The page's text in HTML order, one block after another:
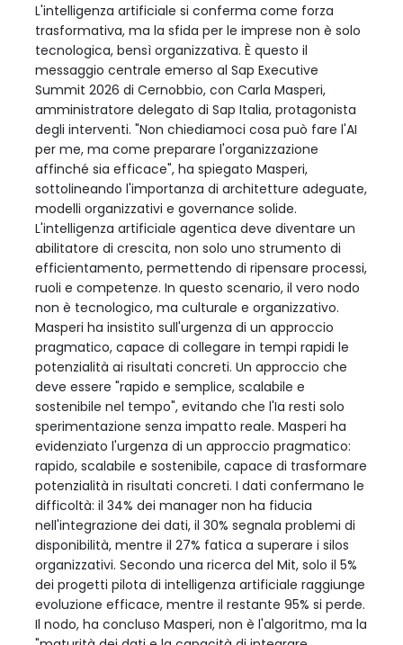
L'intelligenza artificiale si conferma come forza
trasformativa, ma la sfida per le imprese non è solo
tecnologica, bensì organizzativa. È questo il
messaggio centrale emerso al Sap Executive
Summit 2026 di Cernobbio, con Carla Masperi,
amministratore delegato di Sap Italia, protagonista
degli interventi. "Non chiediamoci cosa può fare l'AI
per me, ma come preparare l'organizzazione
affinché sia efficace", ha spiegato Masperi,
sottolineando l'importanza di architetture adeguate,
modelli organizzativi e governance solide.
L'intelligenza artificiale agentica deve diventare un
abilitatore di crescita, non solo uno strumento di
efficientamento, permettendo di ripensare processi,
ruoli e competenze. In questo scenario, il vero nodo
non è tecnologico, ma culturale e organizzativo.
Masperi ha insistito sull'urgenza di un approccio
pragmatico, capace di collegare in tempi rapidi le
potenzialità ai risultati concreti. Un approccio che
deve essere "rapido e semplice, scalabile e
sostenibile nel tempo", evitando che l'Ia resti solo
sperimentazione senza impatto reale. Masperi ha
evidenziato l'urgenza di un approccio pragmatico:
rapido, scalabile e sostenibile, capace di trasformare
potenzialità in risultati concreti. I dati confermano le
difficoltà: il 34% dei manager non ha fiducia
nell'integrazione dei dati, il 30% segnala problemi di
disponibilità, mentre il 27% fatica a superare i silos
organizzativi. Secondo una ricerca del Mit, solo il 5%
dei progetti pilota di intelligenza artificiale raggiunge
evoluzione efficace, mentre il restante 95% si perde.
Il nodo, ha concluso Masperi, non è l'algoritmo, ma la